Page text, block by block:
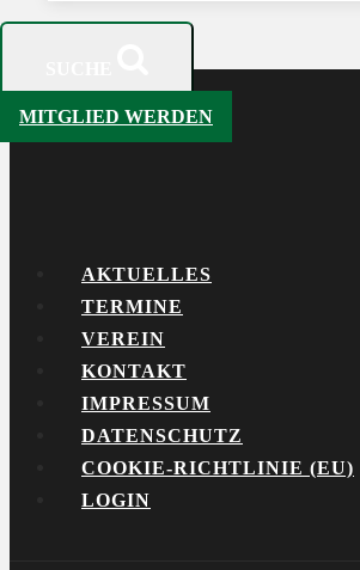
MITGLIED WERDEN
AKTUELLES
TERMINE
VEREIN
KONTAKT
IMPRESSUM
DATENSCHUTZ
COOKIE-RICHTLINIE (EU)
LOGIN